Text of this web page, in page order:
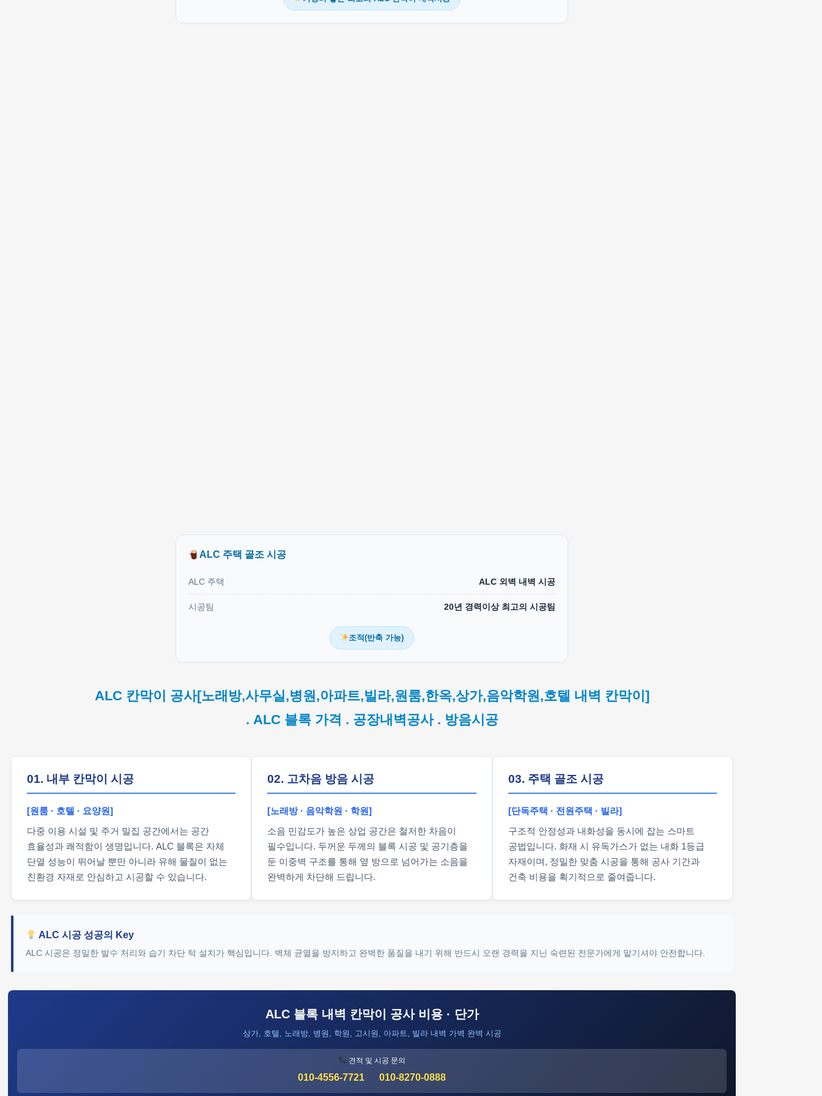
ALC 주택 골조 시공
ALC 주택 ALC 외벽 내벽 시공
시공팀 20년 경력이상 최고의 시공팀
조적(반축 가능)
ALC 칸막이 공사[노래방,사무실,병원,아파트,빌라,원룸,한옥,상가,음악학원,호텔 내벽 칸막이]
. ALC 블록 가격 . 공장내벽공사 . 방음시공
01. 내부 칸막이 시공
[원룸 · 호텔 · 요양원]
다중 이용 시설 및 주거 밀집 공간에서는 공간
효율성과 쾌적함이 생명입니다. ALC 블록은 자체
단열 성능이 뛰어날 뿐만 아니라 유해 물질이 없는
친환경 자재로 안심하고 시공할 수 있습니다.
02. 고차음 방음 시공
[노래방 · 음악학원 · 학원]
소음 민감도가 높은 상업 공간은 철저한 차음이
필수입니다. 두꺼운 두께의 블록 시공 및 공기층을
둔 이중벽 구조를 통해 옆 방으로 넘어가는 소음을
완벽하게 차단해 드립니다.
03. 주택 골조 시공
[단독주택 · 전원주택 · 빌라]
구조적 안정성과 내화성을 동시에 잡는 스마트
공법입니다. 화재 시 유독가스가 없는 내화 1등급
자재이며, 정밀한 맞춤 시공을 통해 공사 기간과
건축 비용을 획기적으로 줄여줍니다.
ALC 시공 성공의 Key
ALC 시공은 정밀한 발수 처리와 습기 차단 턱 설치가 핵심입니다. 벽체 균열을 방지하고 완벽한 품질을 내기 위해 반드시 오랜 경력을 지닌 숙련된 전문가에게 맡기셔야 안전합니다.
ALC 블록 내벽 칸막이 공사 비용 · 단가
상가, 호텔, 노래방, 병원, 학원, 고시원, 아파트, 빌라 내벽 가벽 완벽 시공
견적 및 시공 문의
010-4556-7721 010-8270-0888